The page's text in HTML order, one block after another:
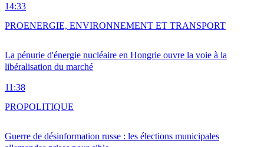
14:33
La pénurie d'énergie nucléaire en Hongrie ouvre la voie à la
libéralisation du marché
11:38
PROENERGIE, ENVIRONNEMENT ET TRANSPORT
Guerre de désinformation russe : les élections municipales
PROPOLITIQUE